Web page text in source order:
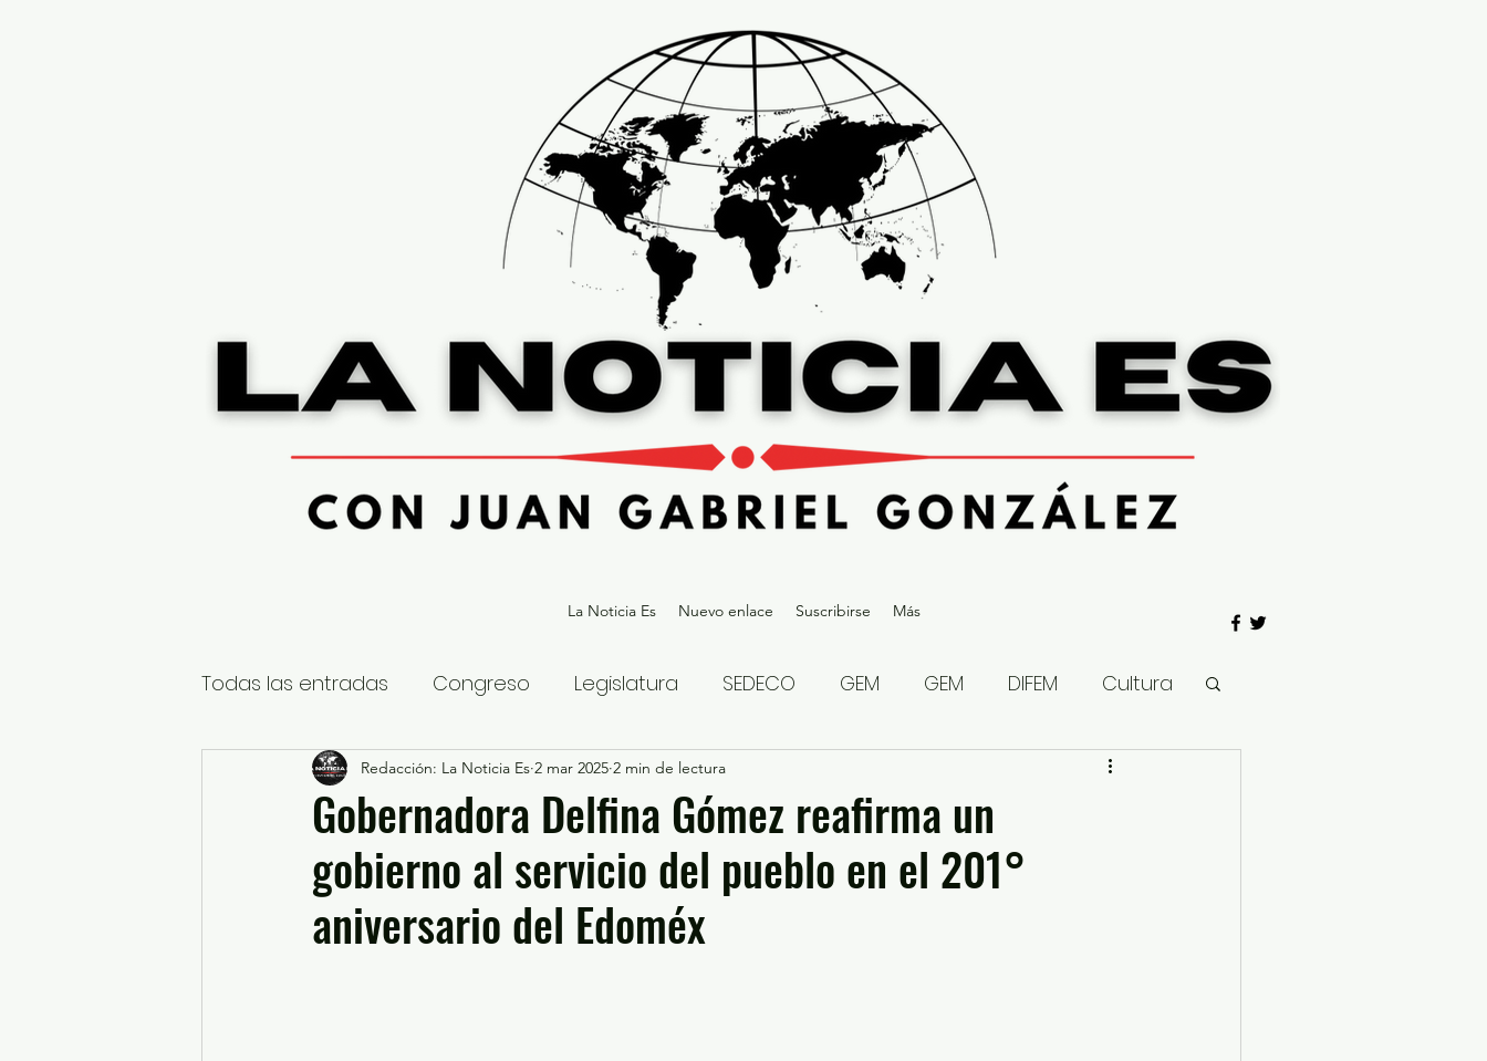
La Noticia Es Nuevo enlace Suscribirse Más
Todas las entradas Congreso Legislatura SEDECO GEM GEM DIFEM Cultura
Nacional Estatal Gubernatura Edoméx 2023
Educación y Cultura Seguridad y Justicia Denuncia Ciudadana
¿Qué pasa en tus municipios? Opinión Internacional
Gobernadora Delfina Gómez reafirma un
gobierno al servicio del pueblo en el 201°
aniversario del Edoméx
Redacción: La Noticia Es 2 mar 2025 2 min de lectura